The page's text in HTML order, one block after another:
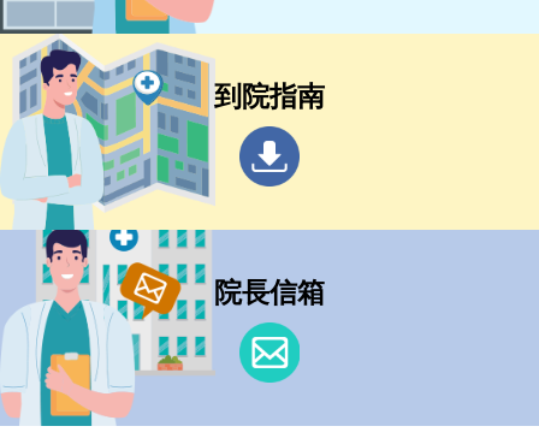
到院指南
院長信箱